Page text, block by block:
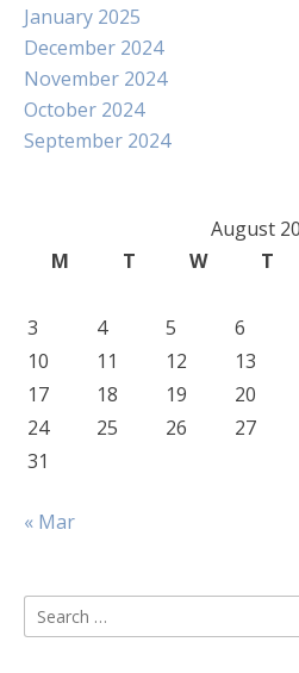
January 2025
December 2024
November 2024
October 2024
September 2024
August
M
T W T
3
4 5 6
10
11 12 13
17
18 19 20
24
25 26 27
31
« Mar
Search
for: